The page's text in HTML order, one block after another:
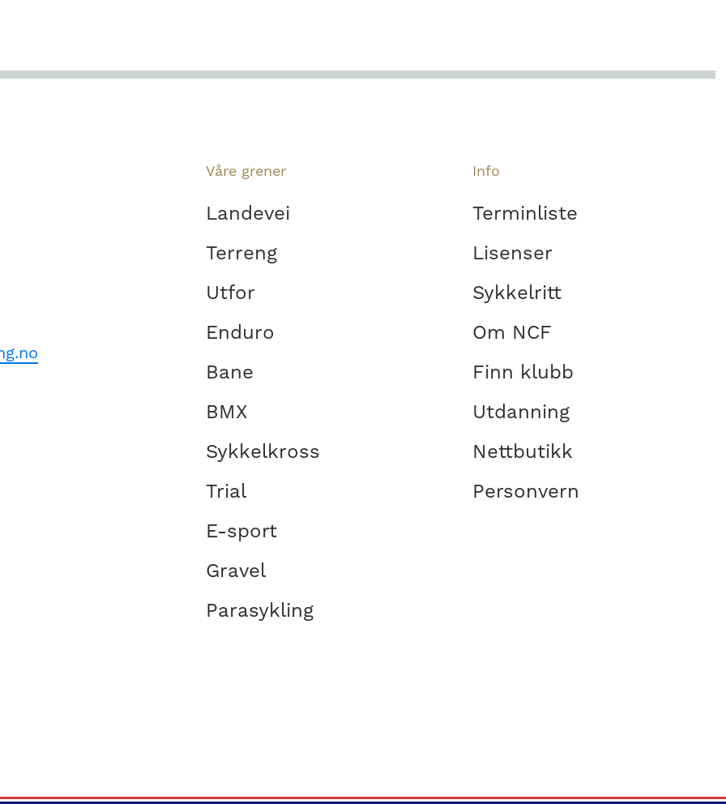
Våre grener
Landevei
Terreng
Utfor
Enduro
Bane
BMX
Sykkelkross
Trial
E-sport
Gravel
Parasykling
Info
Terminliste
Lisenser
Sykkelritt
Om NCF
Finn klubb
Utdanning
Nettbutikk
Personvern